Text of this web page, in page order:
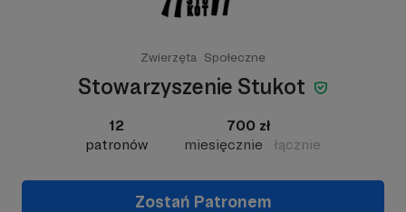
Zwierzęta Społeczne
Stowarzyszenie Stukot
12
patronów
700 zł
miesięcznie
łącznie
Zostań Patronem